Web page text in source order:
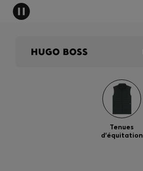
Tenues
d’équitation